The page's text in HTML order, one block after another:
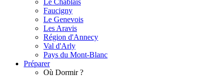
Faucigny
Le Genevois
Les Aravis
Région d'Annecy
Val d'Arly
Pays du Mont-Blanc
Préparer
Où Dormir ?